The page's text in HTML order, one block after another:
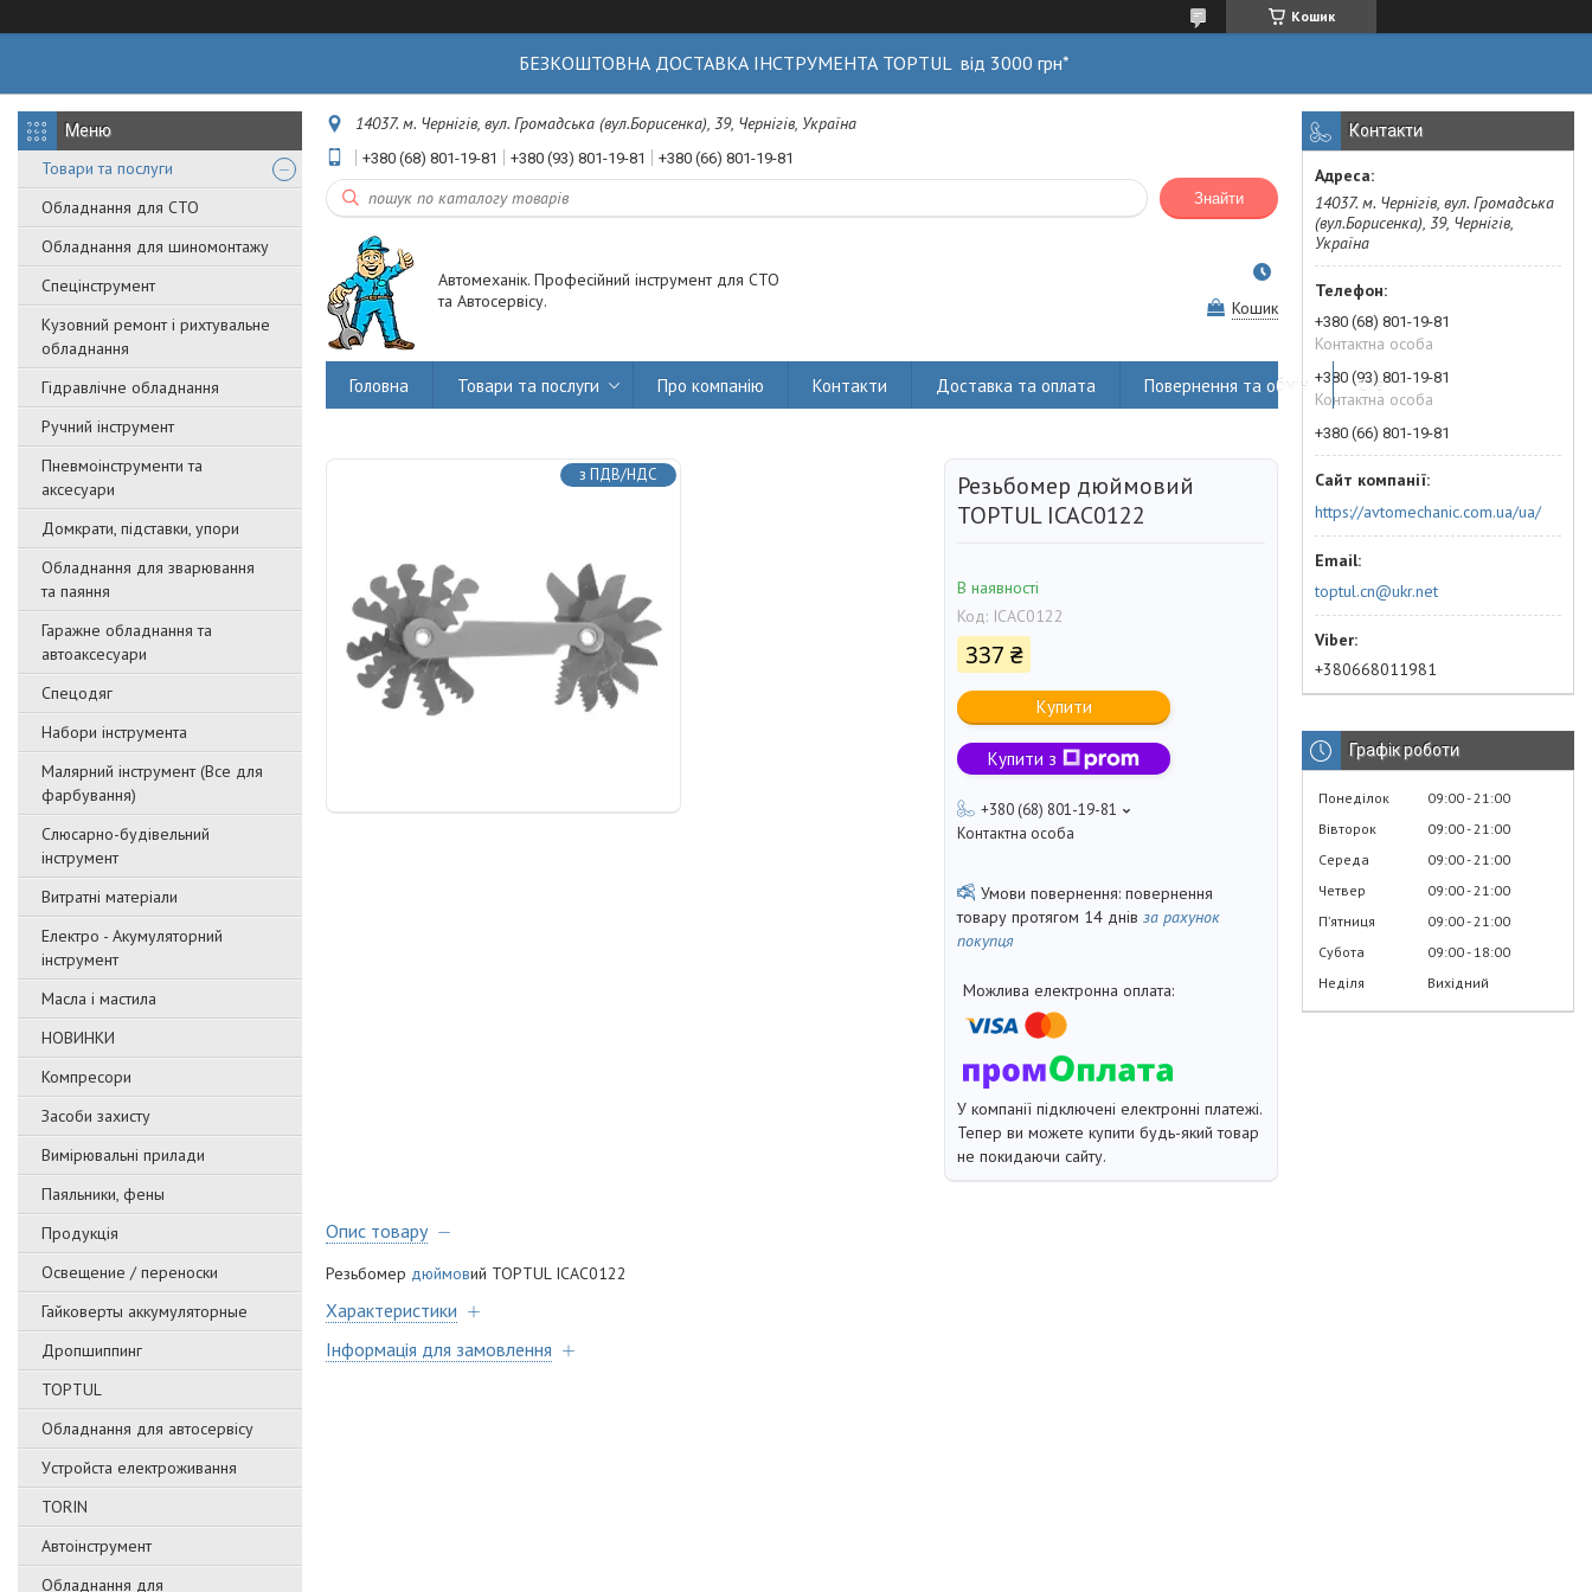
Кошик
БЕЗКОШТОВНА ДОСТАВКА ІНСТРУМЕНТА TOPTUL від 3000 грн*
Товари та послуги
Обладнання для СТО
Обладнання для шиномонтажу
Спецінструмент
Кузовний ремонт і рихтувальне
обладнання
Гідравлічне обладнання
Ручний інструмент
Пневмоінструменти та
аксесуари
Домкрати, підставки, упори
Обладнання для зварювання
та паяння
Гаражне обладнання та
автоаксесуари
Спецодяг
Набори інструмента
Малярний інструмент (Все для
фарбування)
Слюсарно-будівельний
інструмент
Витратні матеріали
Електро - Акумуляторний
інструмент
Масла і мастила
НОВИНКИ
Компресори
Засоби захисту
Вимірювальні прилади
Паяльники, фены
Продукція
Освещение / переноски
Гайковерты аккумуляторные
Дропшиппинг
TOPTUL
Обладнання для автосервісу
Уcтpoйстa елeктpoживання
TORIN
Автоінструмент
Обладнання для
14037. м. Чернігів, вул. Громадська (вул.Борисенка), 39, Чернігів, Україна
+380 (68) 801-19-81 +380 (93) 801-19-81 +380 (66) 801-19-81
Знайти
Автомеханік. Професійний інструмент для СТО
та Автосервісу.
Кошик
Головна Товари та послуги Про компанію Контакти Доставка та оплата Повернення та обмін Статті
з ПДВ/НДС
Резьбомер дюймовий
TOPTUL ICAC0122
В наявності
Код: ICAC0122
337 ₴
Купити
Купити з
+380 (68) 801-19-81
Контактна особа
повернення
товару протягом 14 днів за рахунок
покупця
У компанії підключені електронні платежі.
Тепер ви можете купити будь-який товар
не покидаючи сайту.
Опис товару
Резьбомер дюймовий TOPTUL ICAC0122
Характеристики
Інформація для замовлення
Контакти
14037. м. Чернігів, вул. Громадська
(вул.Борисенка), 39, Чернігів,
Україна
+380 (68) 801-19-81
Контактна особа
+380 (93) 801-19-81
Контактна особа
+380 (66) 801-19-81
https://avtomechanic.com.ua/ua/
toptul.cn@ukr.net
+380668011981
Графік роботи
Понеділок 09:00 21:00
Вівторок
09:00 21:00
Середа
09:00 21:00
Четвер
09:00 21:00
Пʼятниця
09:00 21:00
Субота
09:00 18:00
Неділя
Вихідний